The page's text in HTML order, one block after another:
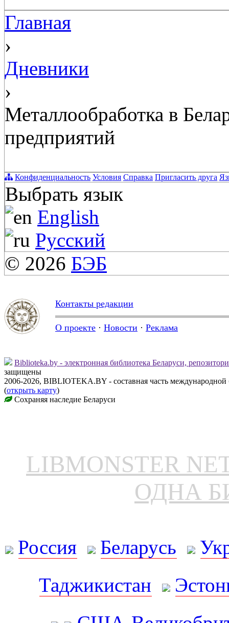
Главная
›
Дневники
›
Металлообработка в
предприятий
Конфиденциальность Условия Справка Пригласить друга
Выбрать язык
English
Русский
© 2026 БЭБ
Контакты редакции
О проекте · Новости · Реклама
Biblioteka.by - электронная библиотека Беларуси,
защищены
2006-2026, BIBLIOTEKA.BY - составная часть
(открыть карту)
Сохраняя наследие Беларуси
LIBMONSTER
ОДНА
Россия Беларусь
Таджикистан